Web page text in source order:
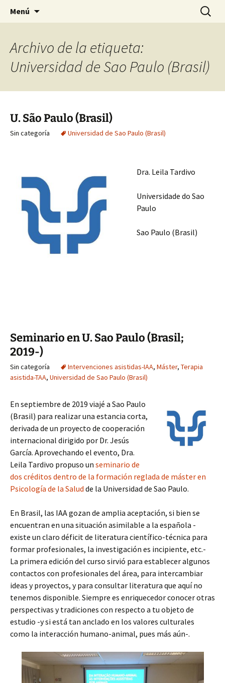
HABIER – Vínculo humano-
animal: Intervenciones,
Formación e Investigación
HABIER – Human-animal bond in
interventions, education & research
Menú Buscar:
Archivo de la etiqueta:
Universidad de Sao Paulo (Brasil)
U. São Paulo (Brasil)
Sin categoría Universidad de Sao Paulo (Brasil)
Dra. Leila Tardivo
Universidade do Sao
Paulo
Sao Paulo (Brasil)
Seminario en U. Sao Paulo (Brasil;
2019-)
Sin categoría Intervenciones asistidas-IAA, Máster, Terapia
asistida-TAA, Universidad de Sao Paulo (Brasil)
En septiembre de 2019 viajé a Sao Paulo
(Brasil) para realizar una estancia corta,
derivada de un proyecto de cooperación
internacional dirigido por Dr. Jesús
García. Aprovechando el evento, Dra.
Leila Tardivo propuso un seminario de
dos créditos dentro de la formación reglada de máster en
Psicología de la Salud de la Universidad de Sao Paulo.
En Brasil, las IAA gozan de amplia aceptación, si bien se
encuentran en una situación asimilable a la española -
existe un claro déficit de literatura científico-técnica para
formar profesionales, la investigación es incipiente, etc.-
La primera edición del curso sirvió para establecer algunos
contactos con profesionales del área, para intercambiar
ideas y proyectos, y para consultar literatura que aquí no
tenemos disponible. Siempre es enriquecedor conocer otras
perspectivas y tradiciones con respecto a tu objeto de
estudio -y si está tan anclado en los valores culturales
como la interacción humano-animal, pues más aún-.